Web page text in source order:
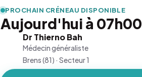
PROCHAIN CRÉNEAU DISPONIBLE
Aujourd'hui à 07h00
Dr Thierno Bah
Médecin généraliste
Brens (81) · Secteur 1